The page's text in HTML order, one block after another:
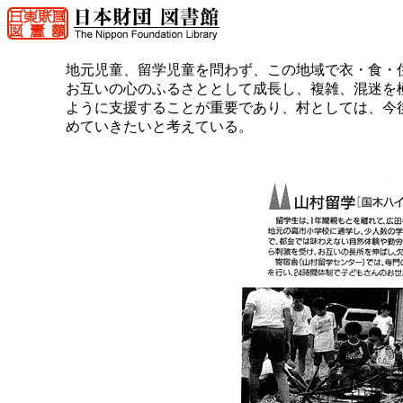
地元児童、留学児童を問わず、この地域で衣・食
お互いの心のふるさととして成長し、複雑、混迷
ように支援することが重要であり、村としては、
めていきたいと考えている。